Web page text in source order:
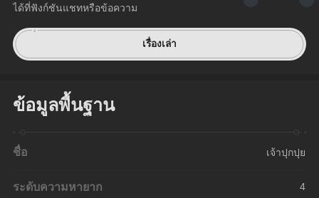
ได้ที่ฟังก์ชันแชทหรือข้อความ
เรื่องเล่า
ข้อมูลพื้นฐาน
ชื่อ เจ้าปุกปุย
ระดับความหายาก 4